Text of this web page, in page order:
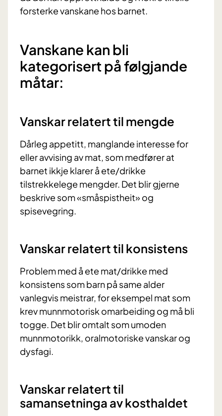
forsterke vanskane hos barnet.
Vanskane kan bli
kategorisert på følgjande
måtar:
Vanskar relatert til mengde
Dårleg appetitt, manglande interesse for
eller avvising av mat, som medfører at
barnet ikkje klarer å ete/drikke
tilstrekkelege mengder. Det blir gjerne
beskrive som «småspistheit» og
spisevegring.
Vanskar relatert til konsistens
Problem med å ete mat/drikke med
konsistens som barn på same alder
vanlegvis meistrar, for eksempel mat som
krev munnmotorisk omarbeiding og må bli
togge. Det blir omtalt som umoden
munnmotorikk, oralmotoriske vanskar og
dysfagi.
Vanskar relatert til
samansetninga av kosthaldet